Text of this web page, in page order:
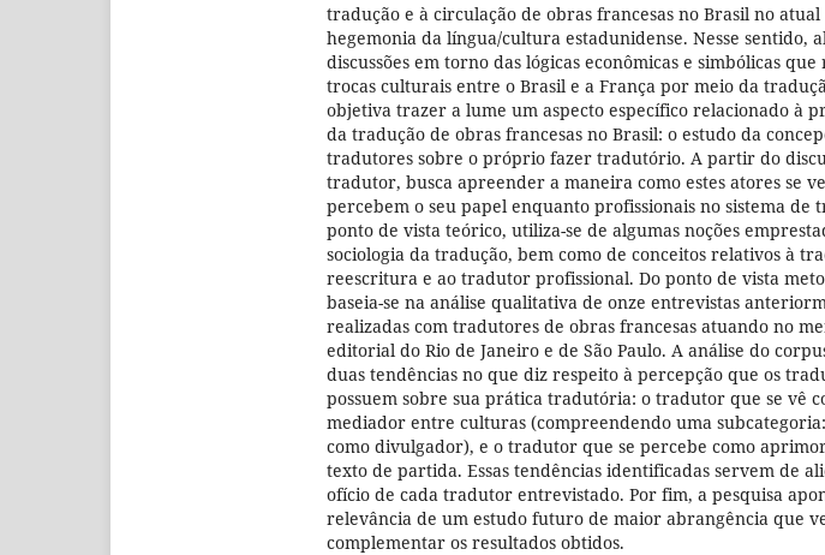
tradução e à circulação de obras francesas no Brasil no
hegemonia da língua/cultura estadunidense. Nesse sentido,
discussões em torno das lógicas econômicas e simbólicas que
trocas culturais entre o Brasil e a França por meio da
objetiva trazer a lume um aspecto específico relacionado à
da tradução de obras francesas no Brasil: o estudo da
tradutores sobre o próprio fazer tradutório. A partir do
tradutor, busca apreender a maneira como estes atores se
percebem o seu papel enquanto profissionais no sistema de
ponto de vista teórico, utiliza-se de algumas noções
sociologia da tradução, bem como de conceitos relativos à
reescritura e ao tradutor profissional. Do ponto de vista
baseia-se na análise qualitativa de onze entrevistas
realizadas com tradutores de obras francesas atuando no
editorial do Rio de Janeiro e de São Paulo. A análise do
duas tendências no que diz respeito à percepção que os
possuem sobre sua prática tradutória: o tradutor que se vê
mediador entre culturas (compreendendo uma
como divulgador), e o tradutor que se percebe como
texto de partida. Essas tendências identificadas servem de
ofício de cada tradutor entrevistado. Por fim, a pesquisa
relevância de um estudo futuro de maior abrangência que
complementar os resultados obtidos.